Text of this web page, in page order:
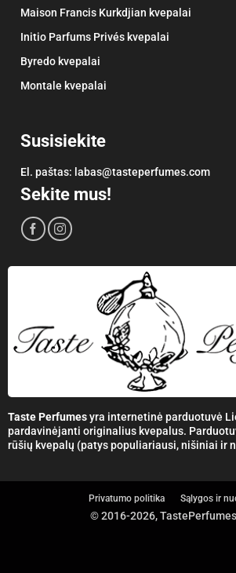
Maison Francis Kurkdjian kvepalai
Initio Parfums Privés kvepalai
Byredo kvepalai
Montale kvepalai
Susisiekite
El. paštas: labas@tasteperfumes.com
Sekite mus!
Taste Perfumesyra internetinė parduotuvė
pardavinėjanti originalius kvepalus.
rūšių kvepalų (patys populiariausi, nišiniai ir
Privatumo politika Sąlygos ir
© 2016-2026,